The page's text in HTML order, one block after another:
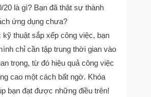
20 là gì? Bạn đã thật sự thành
ứng dụng chưa?
kỹ thuật sắp xếp công việc, bạn
chỉ cần tập trung thời gian vào
trọng, từ đó hiệu quả công việc
cao một cách bất ngờ. Khóa
bạn đạt được những điều trên!